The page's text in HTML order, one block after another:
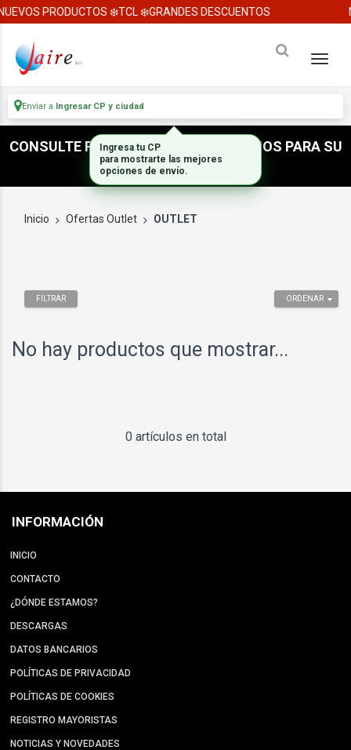
PRODUCTOS ❄️TCL ❄️GRANDES DESCUENTOS
Enviar a Ingresar CP y ciudad
CONSULTE POR ACCESORIOS E INSUMOS PARA SU
INSTALACION
Inicio Ofertas Outlet OUTLET
ORDENAR
FILTRAR
No hay productos que mostrar...
0 artículos en total
INFORMACIÓN
INICIO
CONTACTO
¿DÓNDE ESTAMOS?
DESCARGAS
DATOS BANCARIOS
POLÍTICAS DE PRIVACIDAD
POLÍTICAS DE COOKIES
REGISTRO MAYORISTAS
NOTICIAS Y NOVEDADES
Ingresa tu CP
para mostrarte las mejores
opciones de envío.